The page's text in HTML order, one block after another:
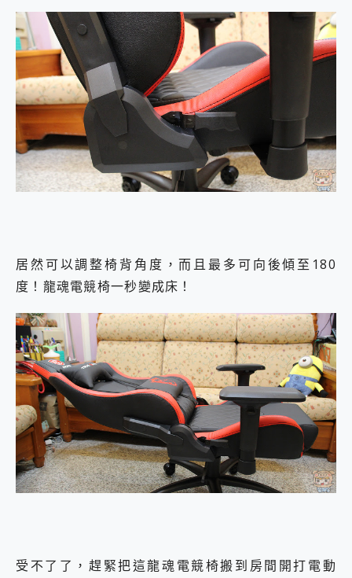
居然可以調整椅背角度，而且最多可向後傾至180
度！龍魂電競椅一秒變成床！
受不了了，趕緊把這龍魂電競椅搬到房間開打電動